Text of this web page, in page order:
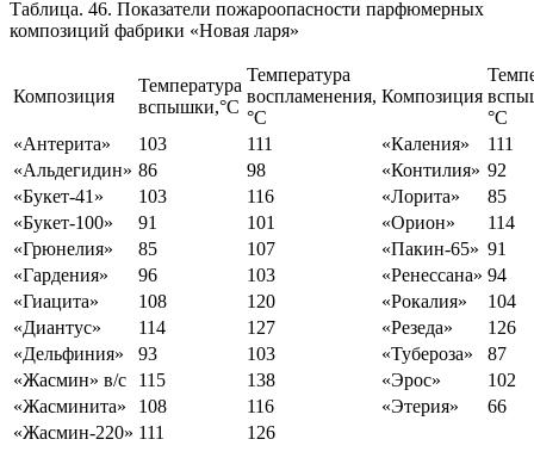
Таблица. 46. Показатели пожароопасности парфюмерных
композиций фабрики «Новая ларя»
Композиция
Температура
вспышки,°С
Температура
воспламенения,
°С
Композиция
°С
«Антерита»
103 111 «Каления»
111
«Альдегидин» 86 98 «Контилия» 92
«Букет-41»
103 116 «Лорита»
85
«Букет-100»
91 101 «Орион»
114
«Грюнелия»
85 107 «Пакин-65» 91
«Гардения»
96 103 «Ренессана» 94
«Гиацита»
108 120 «Рокалия»
104
«Диантус»
114 127 «Резеда»
126
«Дельфиния»
93 103 «Тубероза»
87
«Жасмин» в/с
115 138 «Эрос»
102
«Жасминита»
108 116 «Этерия»
66
«Жасмин-220» 111 126